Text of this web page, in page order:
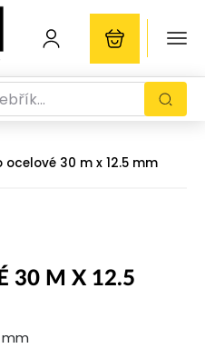
ocelové 30 m x 12.5 mm
30 M X 12.5